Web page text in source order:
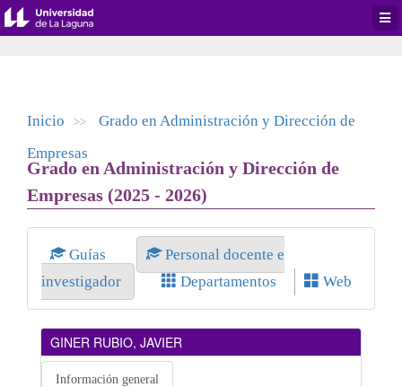
Inicio >>
Grado en Administración y Dirección de
Empresas
Grado en Administración y Dirección de
Empresas (2025 - 2026)
Guías
Personal docente e
investigador
Departamentos Web
GINER RUBIO, JAVIER
Información general